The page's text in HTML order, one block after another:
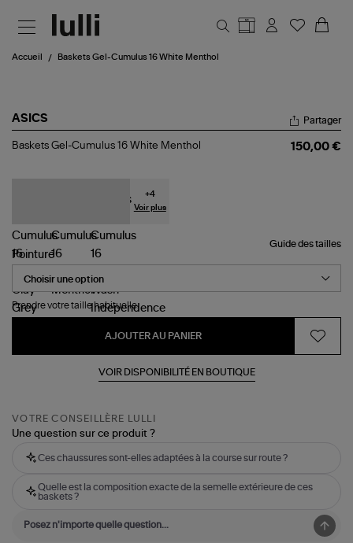
Accueil Baskets Gel-Cumulus 16 White Menthol
ASICS
Baskets
Partager
Baskets Gel-Cumulus 16 White Menthol 150,00 €
+4
Voir plus
Guide des tailles
Pointure
Prendre votre taille habituelle.
AJOUTER AU PANIER
VOIR DISPONIBILITÉ EN BOUTIQUE
VOTRE CONSEILLÈRE LULLI
Une question sur ce produit ?
Ces chaussures sont-elles adaptées à la course sur route ?
Quelle est la composition exacte de la semelle extérieure de ces
baskets ?